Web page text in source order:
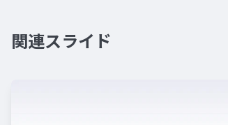
関連スライド